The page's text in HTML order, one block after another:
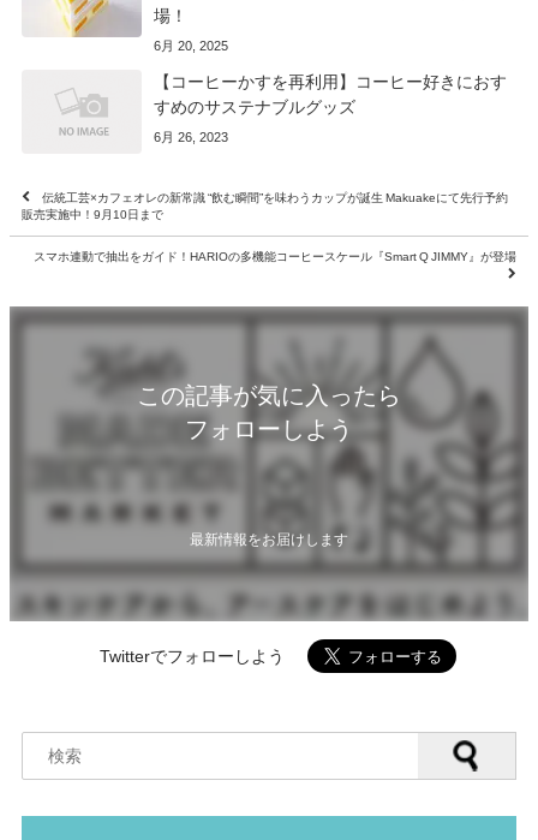
場！
6月 20, 2025
【コーヒーかすを再利用】コーヒー好きにおす
すめのサステナブルグッズ
6月 26, 2023
伝統工芸×カフェオレの新常識 “飲む瞬間”を味わうカップが誕生 Makuakeにて先行予約
販売実施中！9月10日まで
スマホ連動で抽出をガイド！HARIOの多機能コーヒースケール『Smart Q JIMMY』が登場
この記事が気に入ったら
フォローしよう
最新情報をお届けします
Twitterでフォローしよう